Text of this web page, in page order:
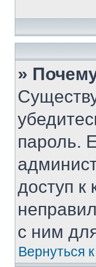
»
пароль.
доступ
с ним
Вернуться